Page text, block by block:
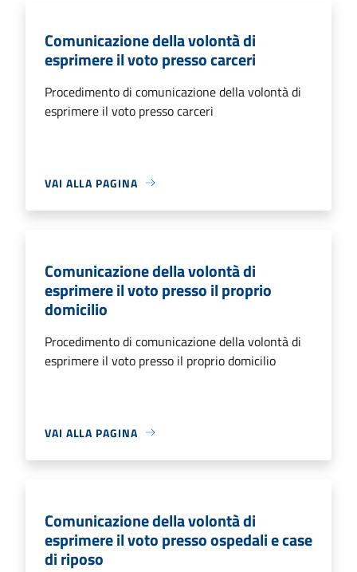
Comunicazione della volontà di
esprimere il voto presso carceri
Procedimento di comunicazione della volontà di
esprimere il voto presso carceri
VAI ALLA PAGINA
Comunicazione della volontà di
esprimere il voto presso il proprio
domicilio
Procedimento di comunicazione della volontà di
esprimere il voto presso il proprio domicilio
VAI ALLA PAGINA
Comunicazione della volontà di
esprimere il voto presso ospedali e case
di riposo